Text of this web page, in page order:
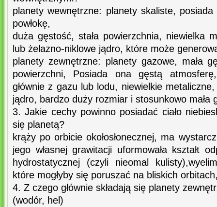
planety wewnętrzne: planety skaliste,
powłokę,
duża gęstość, stała powierzchnia, niewielka
lub żelazno-niklowe jądro, które może
planety zewnętrzne: planety gazowe, mała
powierzchni, Posiada ona gęstą
głównie z gazu lub lodu, niewielkie
jądro, bardzo duży rozmiar i stosunkowo mała
3. Jakie cechy powinno posiadać ciało
się planetą?
krąży po orbicie okołosłonecznej, ma
jego własnej grawitacji uformowała kształt
hydrostatycznej (czyli nieomal
które mogłyby się poruszać na bliskich
4. Z czego głównie składają się planety
(wodór, hel)